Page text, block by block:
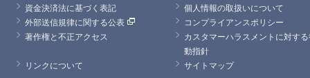
資金決済法に基づく表記
個人情報の取扱いについて
外部送信規律に関する公表
コンプライアンスポリシー
著作権と不正アクセス
カスタマーハラスメントに対す
動指針
リンクについて
サイトマップ